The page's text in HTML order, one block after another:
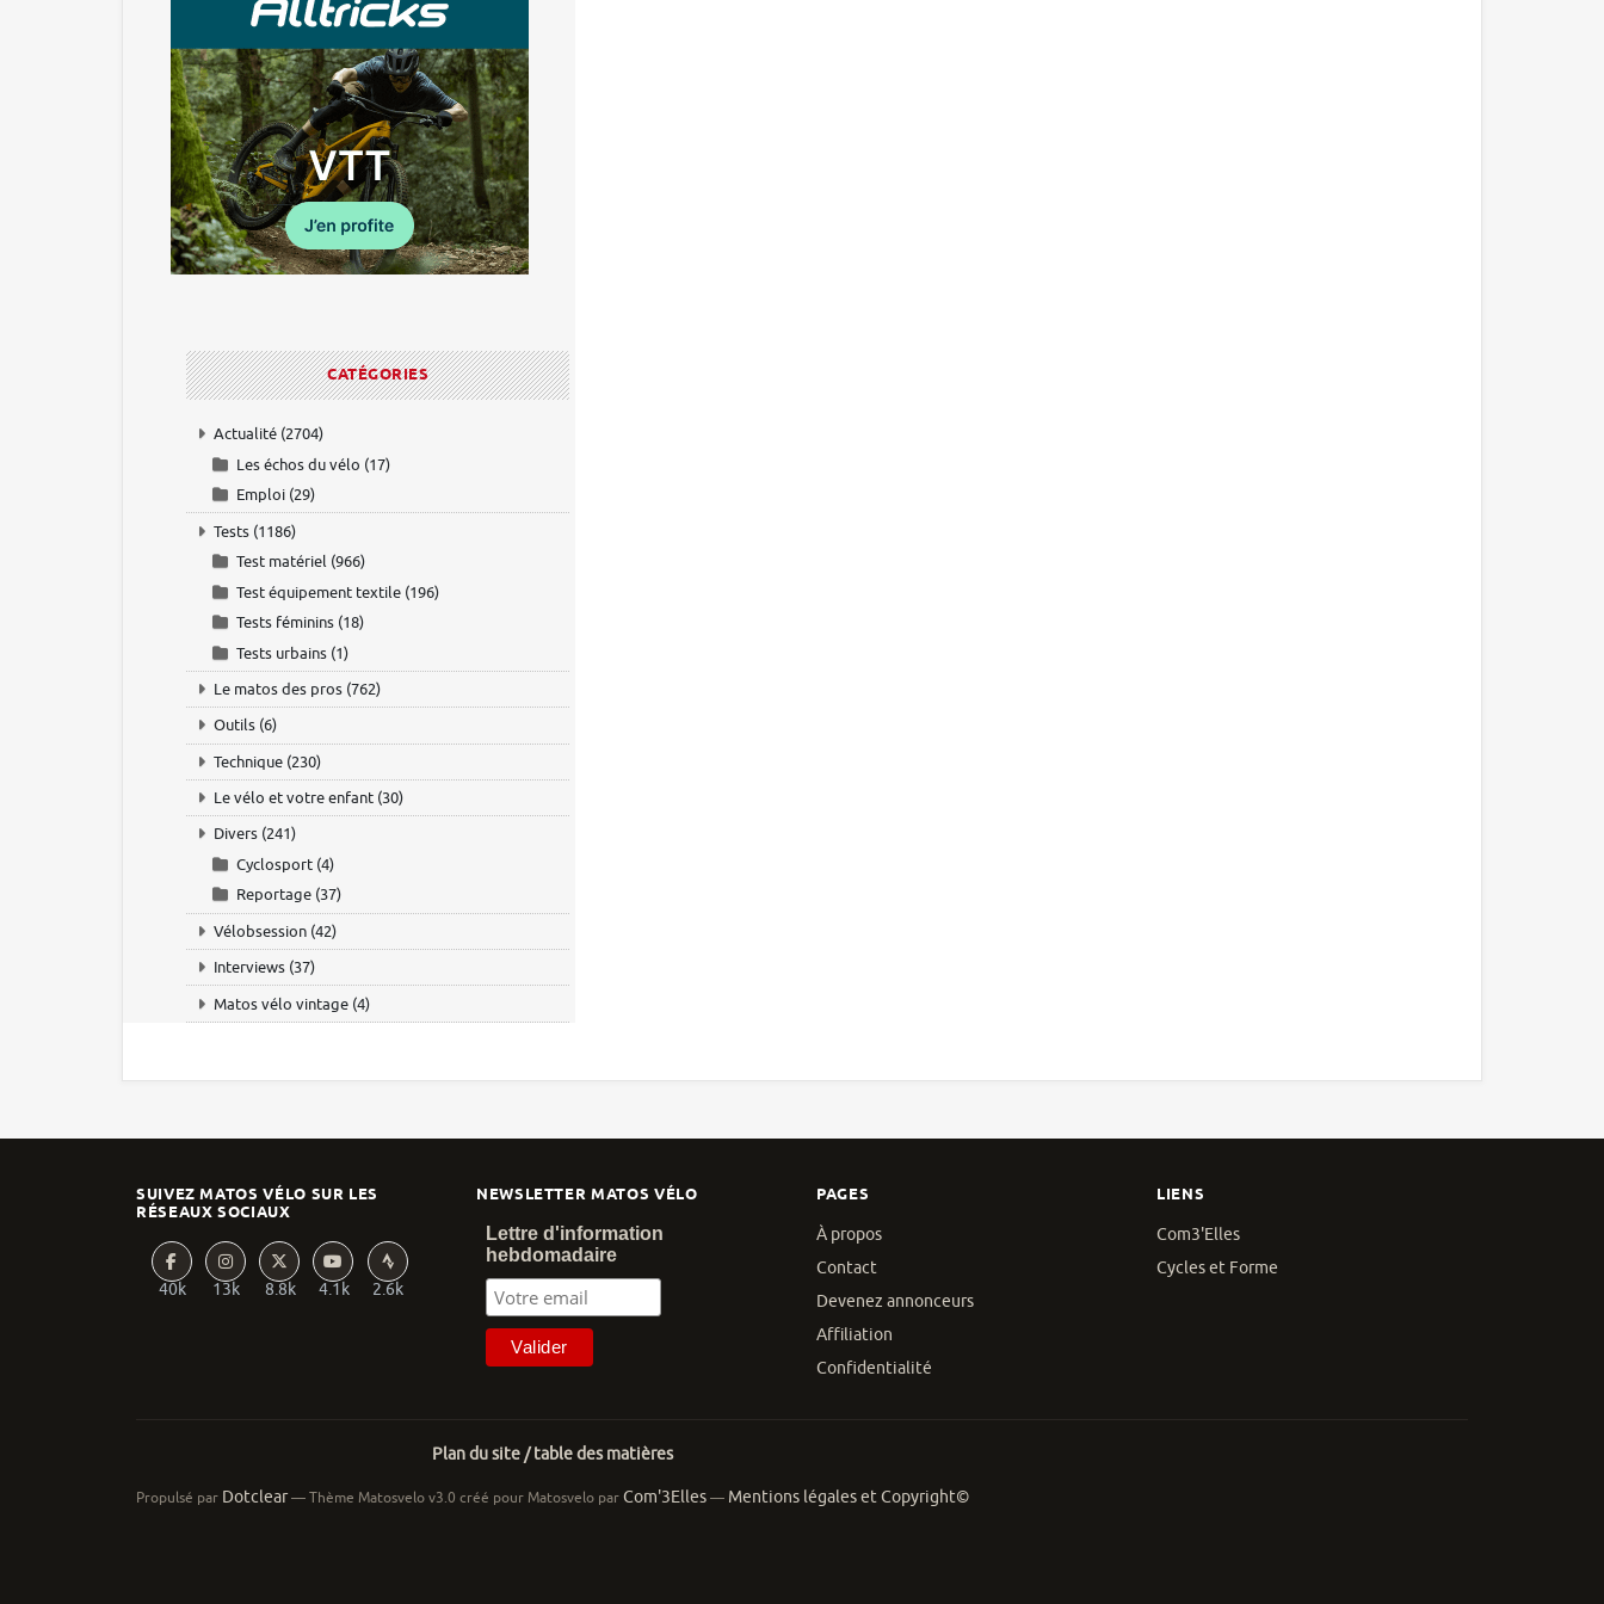
CATÉGORIES
Actualité (2704)
Les échos du vélo (17)
Emploi (29)
Tests (1186)
Test matériel (966)
Test équipement textile (196)
Tests féminins (18)
Tests urbains (1)
Le matos des pros (762)
Outils (6)
Technique (230)
Le vélo et votre enfant (30)
Divers (241)
Cyclosport (4)
Reportage (37)
Vélobsession (42)
Interviews (37)
Matos vélo vintage (4)
PAGES
À propos
Contact
Devenez annonceurs
Affiliation
Confidentialité
NEWSLETTER MATOS VÉLO
Lettre d'information
hebdomadaire
SUIVEZ MATOS VÉLO SUR LES
RÉSEAUX SOCIAUX
40k 13k 8.8k 4.1k 2.6k
LIENS
Com3'Elles
Cycles et Forme
Plan du site / table des matières
Propulsé par Dotclear— Thème Matosvelo v3.0 créé pour Matosvelo parCom'3Elles— Mentions légales et Copyright©